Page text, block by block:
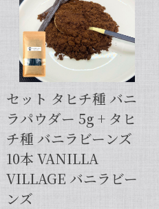
セット タヒチ種 バニ
ラパウダー 5g + タヒ
チ種 バニラビーンズ
10本 VANILLA
VILLAGE バニラビー
ンズ